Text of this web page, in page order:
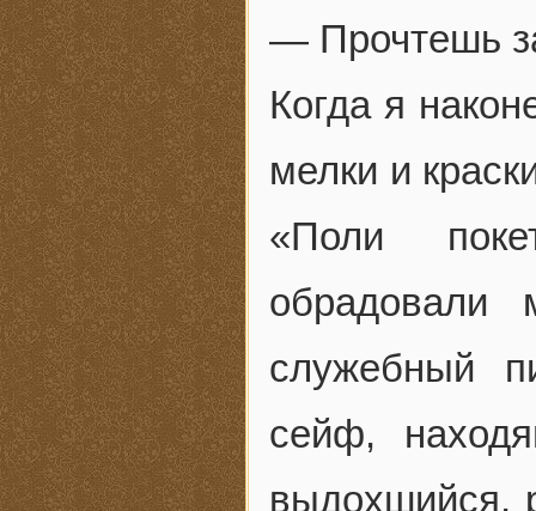
— Прочтешь
Когда я
мелки и
«Поли
служебный
сейф,
выдохшийся,